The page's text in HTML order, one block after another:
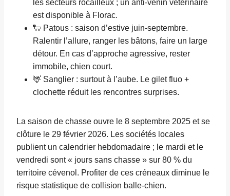
les secteurs rocailleux ; un anti-venin vétérinaire
est disponible à Florac.
🐑 Patous : saison d’estive juin-septembre.
Ralentir l’allure, ranger les bâtons, faire un large
détour. En cas d’approche agressive, rester
immobile, chien court.
🦌 Sanglier : surtout à l’aube. Le gilet fluo +
clochette réduit les rencontres surprises.
La saison de chasse ouvre le 8 septembre 2025 et se
clôture le 29 février 2026. Les sociétés locales
publient un calendrier hebdomadaire ; le mardi et le
vendredi sont « jours sans chasse » sur 80 % du
territoire cévenol. Profiter de ces créneaux diminue le
risque statistique de collision balle-chien.